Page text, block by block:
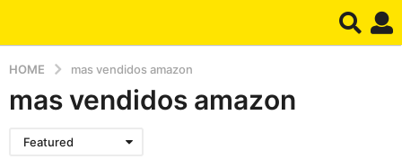
HOME mas vendidos amazon
mas vendidos amazon
Featured